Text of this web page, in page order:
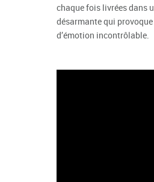
chaque fois livrées dans
désarmante qui
d’émotion incontrôlable.